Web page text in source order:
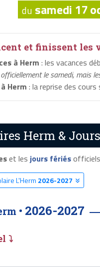
du samedi 17
et finissent les
à Herm : les vacances
le samedi, mais
Herm : la reprise des
Herm &
et les jours fériésofficiels
L'Herm 2026-2027
• 2026-2027
⤵